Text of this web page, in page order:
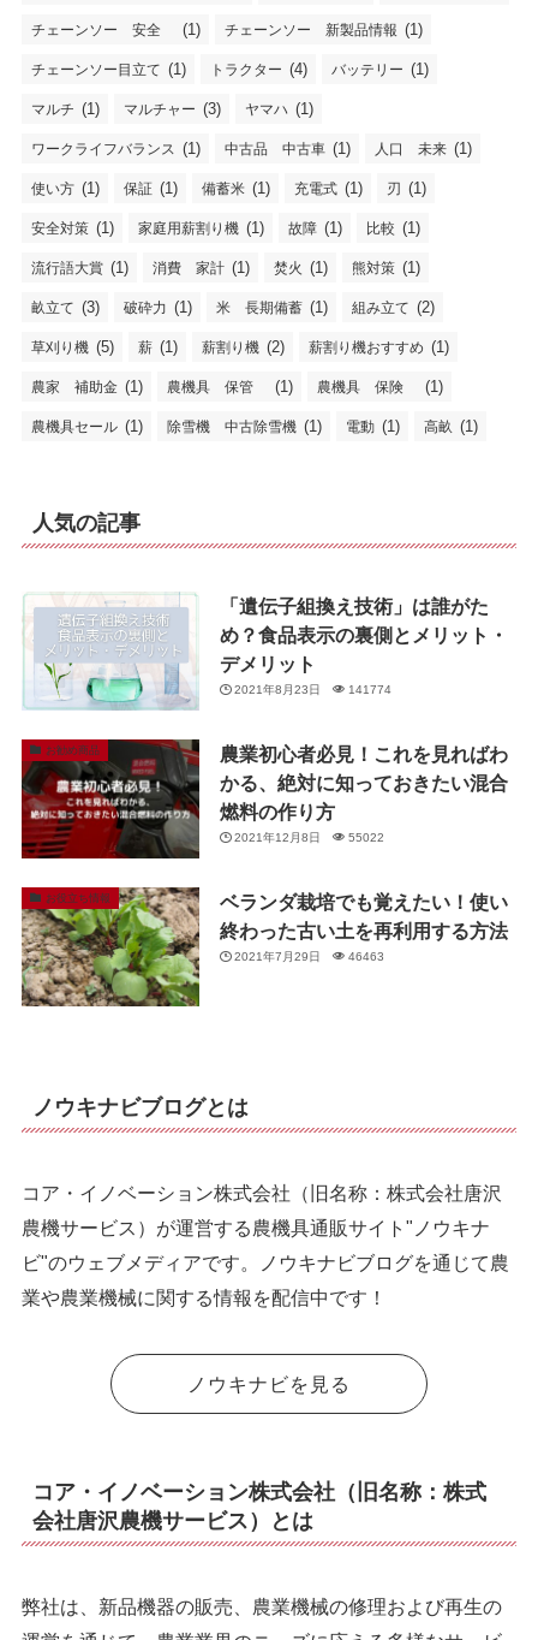
チェーンソー 安全 (1) チェーンソー 新製品情報 (1)
チェーンソー目立て (1) トラクター (4) バッテリー (1)
マルチ (1) マルチャー (3) ヤマハ (1)
ワークライフバランス (1) 中古品 中古車 (1) 人口 未来 (1)
使い方 (1) 保証 (1) 備蓄米 (1) 充電式 (1) 刃 (1)
安全対策 (1) 家庭用薪割り機 (1) 故障 (1) 比較 (1)
流行語大賞 (1) 消費 家計 (1) 焚火 (1) 熊対策 (1)
畝立て (3) 破砕力 (1) 米 長期備蓄 (1) 組み立て (2)
草刈り機 (5) 薪 (1) 薪割り機 (2) 薪割り機おすすめ (1)
農家 補助金 (1) 農機具 保管 (1) 農機具 保険 (1)
農機具セール (1) 除雪機 中古除雪機 (1) 電動 (1) 高畝 (1)
人気の記事
「遺伝子組換え技術」は誰がた
め？食品表示の裏側とメリット・
デメリット
2021年8月23日 141774
お勧め商品
農業初心者必見！これを見ればわ
かる、絶対に知っておきたい混合
燃料の作り方
2021年12月8日 55022
お役立ち情報
ベランダ栽培でも覚えたい！使い
終わった古い土を再利用する方法
2021年7月29日 46463
ノウキナビブログとは
コア・イノベーション株式会社（旧名称：株式会社唐沢
農機サービス）が運営する農機具通販サイト"ノウキナ
ビ"のウェブメディアです。ノウキナビブログを通じて農
業や農業機械に関する情報を配信中です！
ノウキナビを見る
コア・イノベーション株式会社（旧名称：株式
会社唐沢農機サービス）とは
弊社は、新品機器の販売、農業機械の修理および再生の